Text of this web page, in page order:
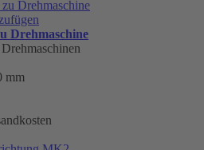
Drehmaschine
mm